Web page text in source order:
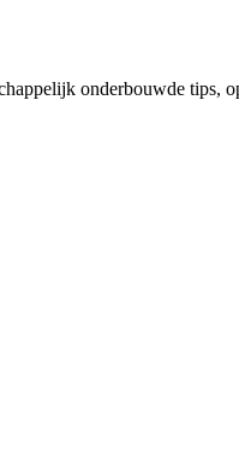
onderbouwde tips,